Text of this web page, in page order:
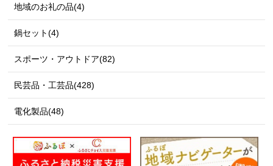
地域のお礼の品(4)
鍋セット(4)
スポーツ・アウトドア(82)
民芸品・工芸品(428)
電化製品(48)